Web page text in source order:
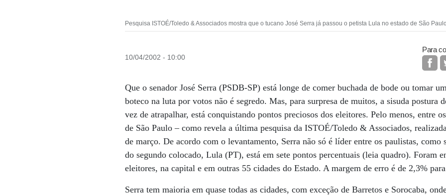
Pesquisa ISTOÉ/Toledo & Associados mostra que o tucano José Serra já passou o petista Lula no estado de São Paulo
10/04/2002 - 10:00
Para
Que o senador José Serra (PSDB-SP) está longe de comer buchada de bode ou tomar
boteco na luta por votos não é segredo. Mas, para surpresa de muitos, a sisuda postura
vez de atrapalhar, está conquistando pontos preciosos dos eleitores. Pelo menos, entre
de São Paulo – como revela a última pesquisa da ISTOÉ/Toledo & Associados,
de março. De acordo com o levantamento, Serra não só é líder entre os paulistas, como
do segundo colocado, Lula (PT), está em sete pontos percentuais (leia quadro). Foram
eleitores, na capital e em outras 55 cidades do Estado. A margem de erro é de 2,3%
Serra tem maioria em quase todas as cidades, com exceção de Barretos e Sorocaba,